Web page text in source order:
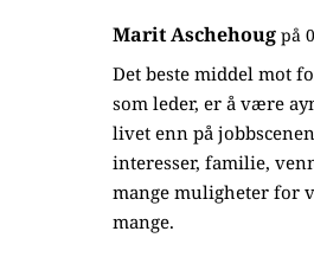
Marit Aschehoug på
Det beste middel mot
som leder, er å være
livet enn på
interesser, familie,
mange muligheter for
mange.